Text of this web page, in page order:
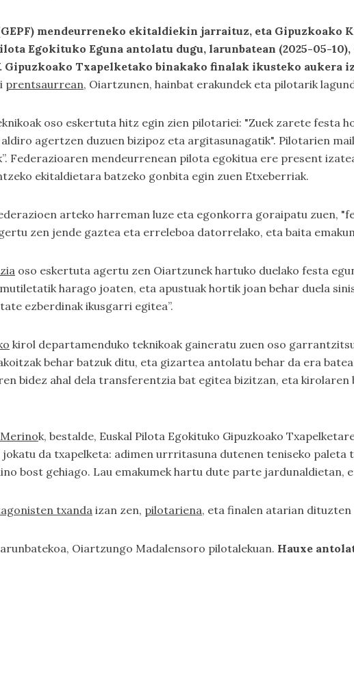
mendeurreneko ekitaldiekin jarraituz, eta Gipuzkoako
Egokituko Eguna antolatu dugu, larunbatean (2025-05-
Gipuzkoako Txapelketako binakako finalak ikusteko aukera
prentsaurrean, Oiartzunen, hainbat erakundek eta pilotarik
oso eskertuta hitz egin zien pilotariei: "Zuek zarete festa
agertzen duzuen bizipoz eta argitasunagatik". Pilotarien
Federazioaren mendeurrenean pilota egokitua ere present
ekitaldietara batzeko gonbita egin zuen Etxeberriak.
arteko harreman luze eta egonkorra goraipatu zuen,
zen jende gaztea eta erreleboa datorrelako, eta baita
oso eskertuta agertu zen Oiartzunek hartuko duelako festa
harago joaten, eta apustuak hortik joan behar duela
ezberdinak ikusgarri egitea”.
kirol departamenduko teknikoak gaineratu zuen oso
behar batzuk ditu, eta gizartea antolatu behar da era
bidez ahal dela transferentzia bat egitea bizitzan, eta
k, bestalde, Euskal Pilota Egokituko Gipuzkoako
da txapelketa: adimen urrritasuna dutenen teniseko paleta
bost gehiago. Lau emakumek hartu dute parte jardunaldietan,
txanda izan zen, pilotariena, eta finalen atarian
Oiartzungo Madalensoro pilotalekuan. Hauxe